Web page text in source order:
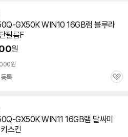
GX50K WIN10 16GB램 블루라
필름F
원
원
록
관
GX50K WIN11 16GB램 말싸미
스킨